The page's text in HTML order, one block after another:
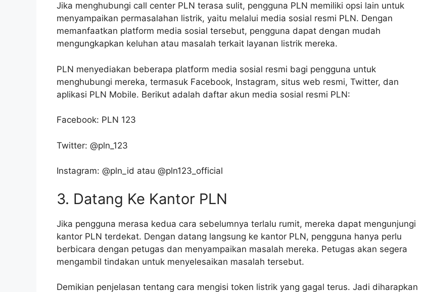
Jika menghubungi call center PLN terasa sulit, pengguna PLN memiliki opsi lain untuk
menyampaikan permasalahan listrik, yaitu melalui media sosial resmi PLN. Dengan
memanfaatkan platform media sosial tersebut, pengguna dapat dengan mudah
mengungkapkan keluhan atau masalah terkait layanan listrik mereka.
PLN menyediakan beberapa platform media sosial resmi bagi pengguna untuk
menghubungi mereka, termasuk Facebook, Instagram, situs web resmi, Twitter, dan
aplikasi PLN Mobile. Berikut adalah daftar akun media sosial resmi PLN:
Facebook: PLN 123
Twitter: @pln_123
Instagram: @pln_id atau @pln123_official
3. Datang Ke Kantor PLN
Jika pengguna merasa kedua cara sebelumnya terlalu rumit, mereka dapat mengunjungi
kantor PLN terdekat. Dengan datang langsung ke kantor PLN, pengguna hanya perlu
berbicara dengan petugas dan menyampaikan masalah mereka. Petugas akan segera
mengambil tindakan untuk menyelesaikan masalah tersebut.
Demikian penjelasan tentang cara mengisi token listrik yang gagal terus. Jadi diharapkan